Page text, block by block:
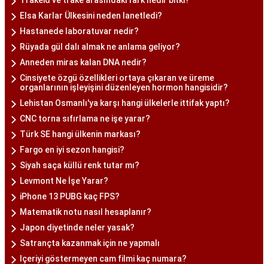
Elsa Karlar Ülkesini neden lanetledi?
Hastanede laboratuvar nedir?
Rüyada gül dalı almak ne anlama geliyor?
Anneden miras kalan DNA nedir?
Cinsiyete özgü özellikleri ortaya çıkaran ve üreme
organlarının işleyişini düzenleyen hormon hangisidir?
Lehistan Osmanlı'ya karşı hangi ülkelerle ittifak yaptı?
CNC torna sıfırlama ne işe yarar?
Türk SE hangi ülkenin markası?
Fargo en iyi sezon hangisi?
Siyah saça küllü renk tutar mı?
Levmont Ne İşe Yarar?
iPhone 13 PUBG kaç FPS?
Matematik notu nasıl hesaplanır?
Japon diyetinde neler yasak?
Satrançta kazanmak için ne yapmalı
Içeriyi göstermeyen cam filmi kaç numara?